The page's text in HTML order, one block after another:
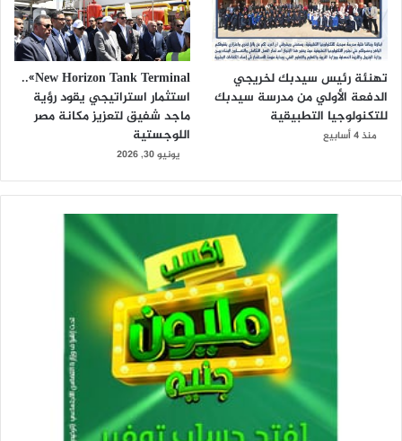
تهنئة رئيس سيدبك لخريجي
الدفعة الأولي من مدرسة سيدبك
للتكنولوجيا التطبيقية
منذ 4 أسابيع
New Horizon Tank Terminal»..
استثمار استراتيجي يقود رؤية
ماجد شفيق لتعزيز مكانة مصر
اللوجستية
يونيو 30, 2026